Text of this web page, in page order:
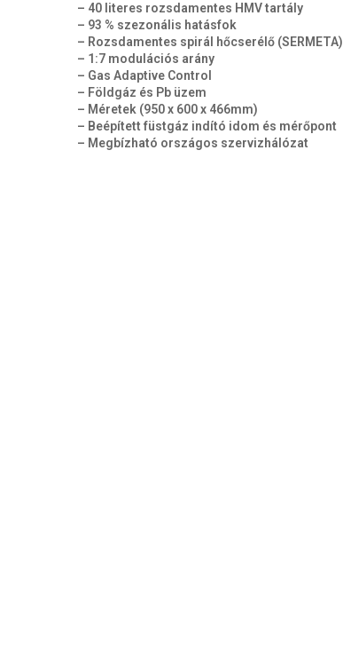
– 40 literes rozsdamentes HMV tartály
– 93 % szezonális hatásfok
– Rozsdamentes spirál hőcserélő (SERMETA)
– 1:7 modulációs arány
– Gas Adaptive Control
– Földgáz és Pb üzem
– Méretek (950 x 600 x 466mm)
– Beépített füstgáz indító idom és mérőpont
– Megbízható országos szervizhálózat